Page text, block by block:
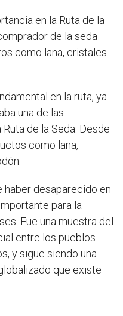
en la Ruta de la
de la seda
como lana, cristales
en la ruta, ya
una de las
de la Seda. Desde
como lana,
haber desaparecido en
para la
Fue una muestra del
entre los pueblos
y sigue siendo una
que existe